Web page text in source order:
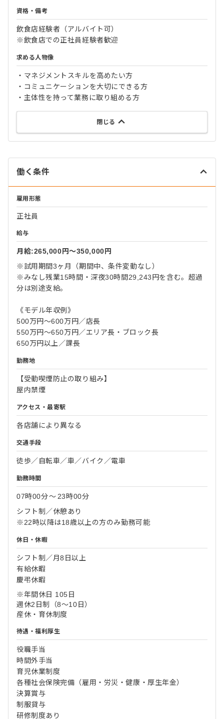
資格・備考
飲食店経験者（アルバイト可）
※飲食店での正社員経験者歓迎
求める人物像
・マネジメントスキルを高めたい方
・コミュニケーションを大切にできる方
・主体性を持って業務に取り組める方
閉じる
働く条件
雇用形態
正社員
給与
月給:265,000円〜350,000円
※試用期間3ヶ月（期間中、条件変動なし）
※みなし残業15時間・深夜30時間29,243円を含む。超過
分は別途支給。
《モデル年収例》
500万円～600万円／店長
550万円～650万円／エリア長・ブロック長
650万円以上／課長
勤務地
【受動喫煙防止の取り組み】
屋内禁煙
アクセス・最寄駅
各店舗により異なる
交通手段
徒歩／自転車／車／バイク／電車
勤務時間
07時00分〜 23時00分
シフト制／休憩あり
※22時以降は18歳以上の方のみ勤務可能
休日・休暇
シフト制／月8日以上
有給休暇
慶弔休暇
※年間休日 105日
週休2日制（8～10日）
産休・育休制度
待遇・福利厚生
役職手当
時間外手当
育児休業制度
各種社会保険完備（雇用・労災・健康・厚生年金）
決算賞与
制服貸与
研修制度あり